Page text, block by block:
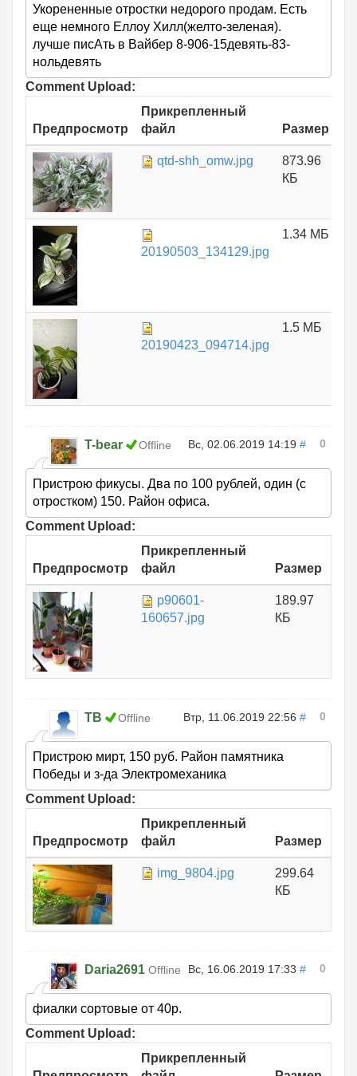
Укорененные отростки недорого продам. Есть
еще немного Еллоу Хилл(желто-зеленая).
лучше писАть в Вайбер 8-906-15девять-83-
нольдевять
Comment Upload:
Предпросмотр
Прикрепленный
файл
Размер
qtd-shh_omw.jpg
873.96
КБ
20190503_134129.jpg
1.34 МБ
20190423_094714.jpg
1.5 МБ
T-bear Offline Вс, 02.06.2019 14:19 # 0
Пристрою фикусы. Два по 100 рублей, один (с
отростком) 150. Район офиса.
Comment Upload:
Предпросмотр
Прикрепленный
файл
Размер
p90601-
160657.jpg
189.97
КБ
ТВ Offline Втр, 11.06.2019 22:56 # 0
Пристрою мирт, 150 руб. Район памятника
Победы и з-да Электромеханика
Comment Upload:
Предпросмотр
Прикрепленный
файл
Размер
img_9804.jpg
299.64
КБ
Daria2691 Offline Вс, 16.06.2019 17:33 # 0
фиалки сортовые от 40р.
Comment Upload:
Прикрепленный